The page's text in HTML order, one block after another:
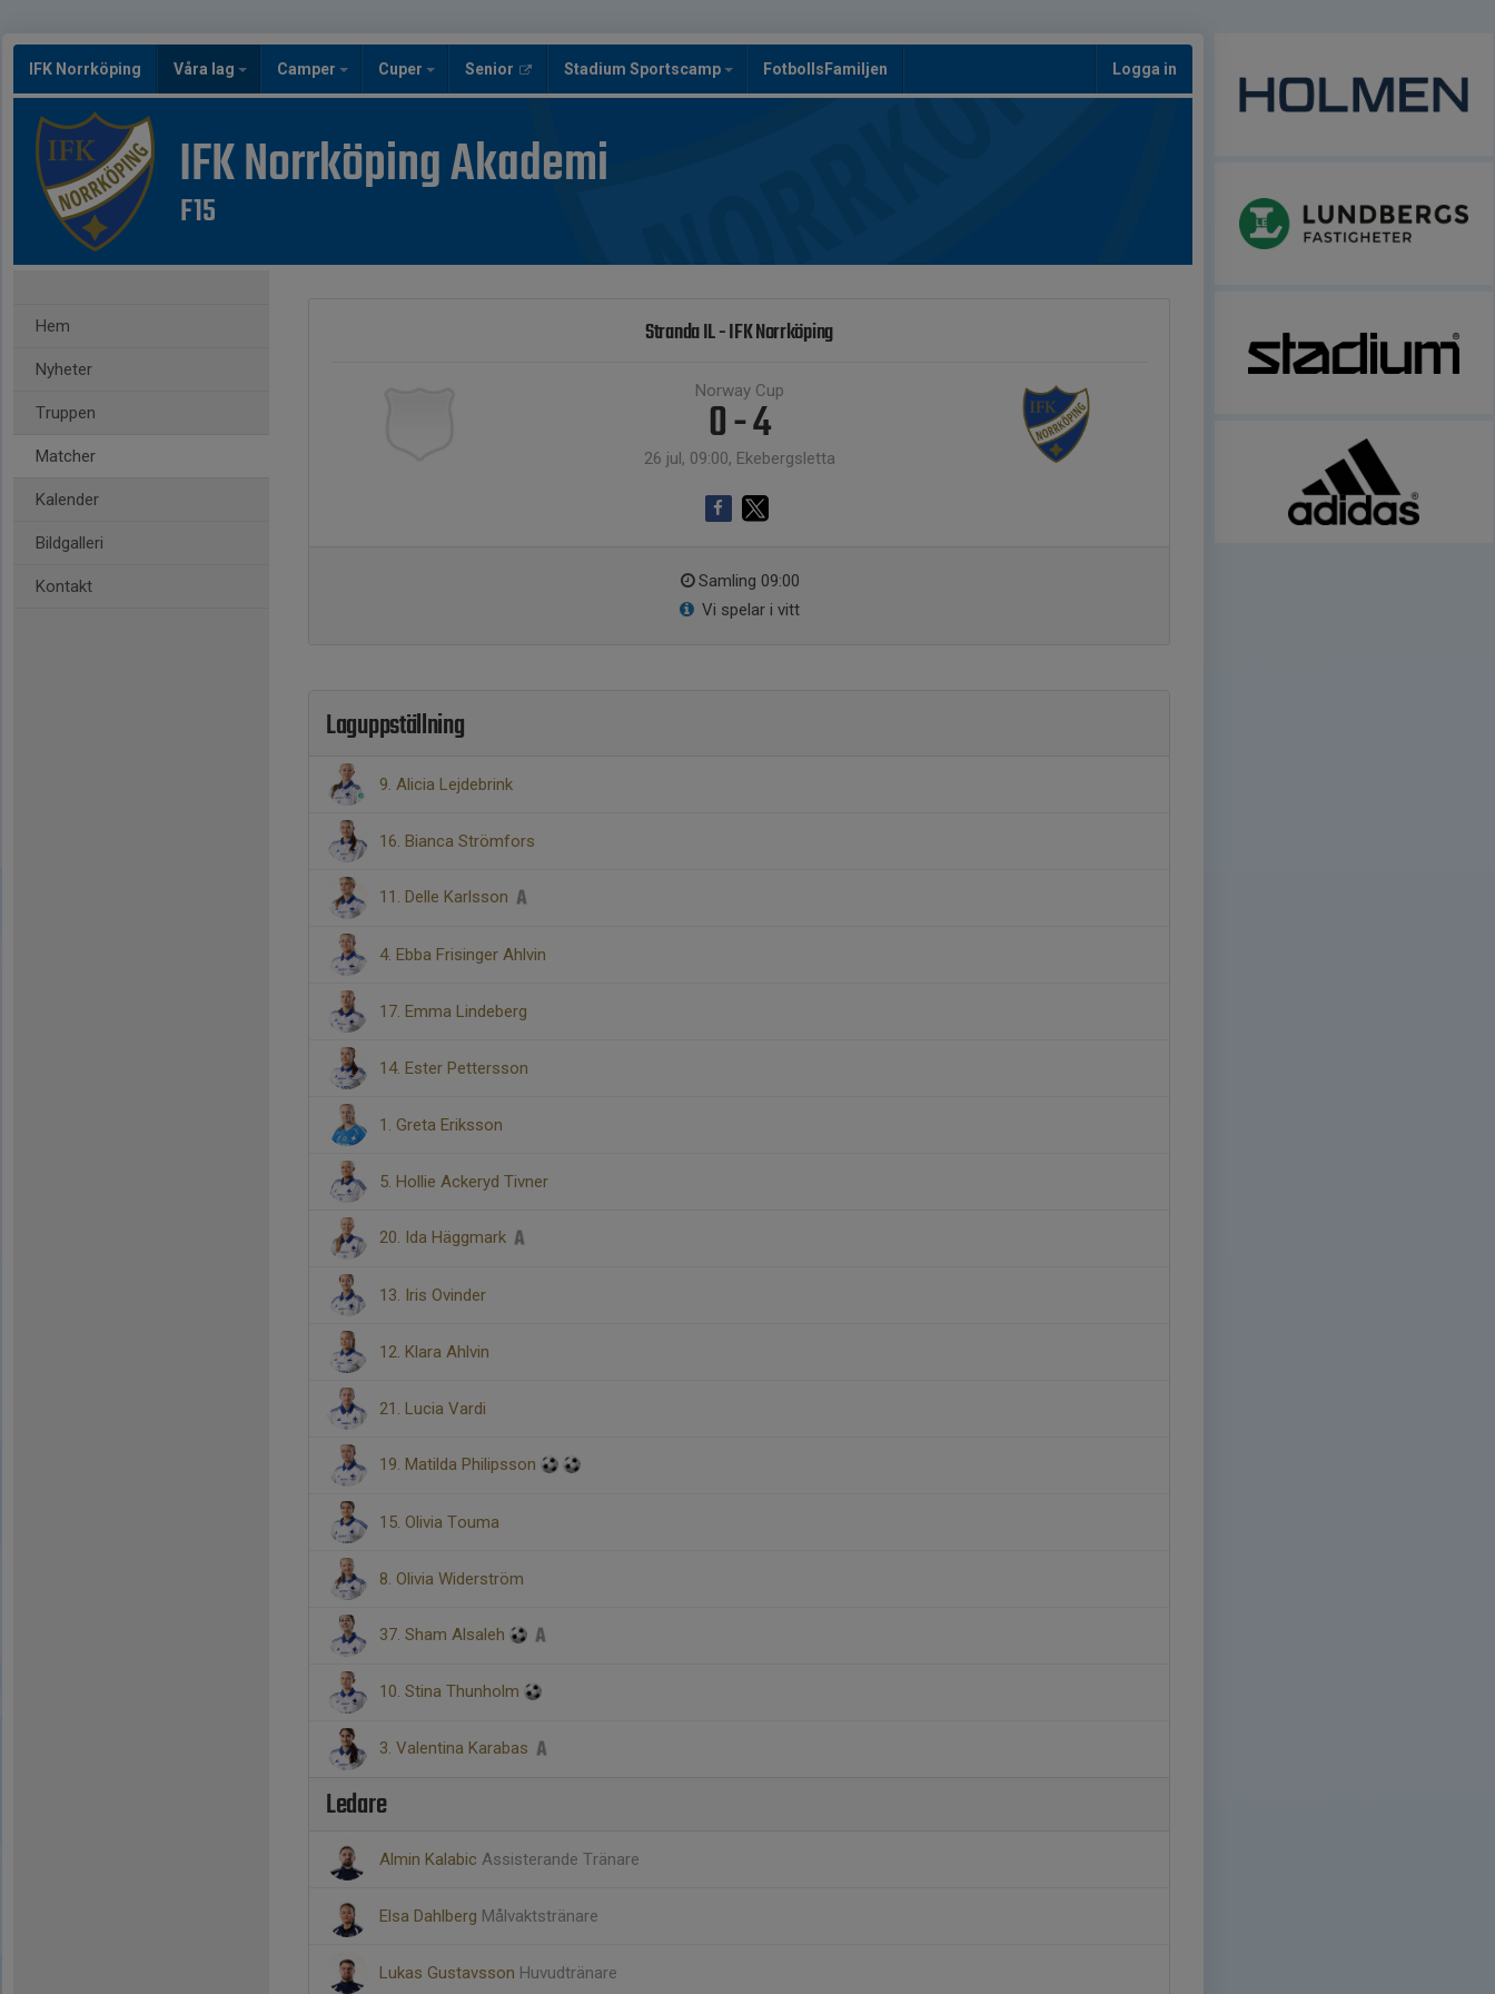
IFK Norrköping Våra lag Camper Cuper Senior Stadium Sportscamp FotbollsFamiljen Logga in
IFK Norrköping Akademi
F15
Hem
Nyheter
Truppen
Matcher
Kalender
Bildgalleri
Kontakt
Stranda IL - IFK Norrköping
Norway Cup
0 - 4
26 jul, 09:00, Ekebergsletta
Samling 09:00
Vi spelar i vitt
Laguppställning
9. Alicia Lejdebrink
16. Bianca Strömfors
11. Delle Karlsson
4. Ebba Frisinger Ahlvin
17. Emma Lindeberg
14. Ester Pettersson
1. Greta Eriksson
5. Hollie Ackeryd Tivner
20. Ida Häggmark
13. Iris Ovinder
12. Klara Ahlvin
21. Lucia Vardi
19. Matilda Philipsson
15. Olivia Touma
8. Olivia Widerström
37. Sham Alsaleh
10. Stina Thunholm
3. Valentina Karabas
Ledare
Almin Kalabic Assisterande Tränare
Elsa Dahlberg Målvaktstränare
Lukas Gustavsson Huvudtränare